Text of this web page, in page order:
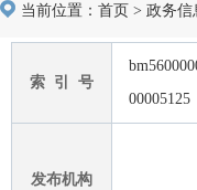
当前位置： 首页 > 政务信
索 引 号
00005125
发布机构